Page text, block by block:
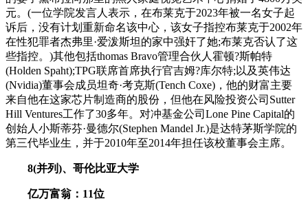
元。(一位学院发言人表示，在布莱克于2023年被一名女子起
诉后，没有计划重新命名该中心，该女子指控布莱克于2002年
在性犯罪者杰弗里·爱泼斯坦的家中强奸了她;布莱克否认了这
些指控。)其他包括thomas Bravo管理合伙人霍顿?斯帕特
(Holden Spaht);TPG联席首席执行官吉姆?库尔特;以及英伟达
(Nvidia)董事会成员坦奇·考克斯(Tench Coxe)，他的财富主要
来自他在这家芯片制造商的股份，但他在风险投资公司Sutter
Hill Ventures工作了30多年。对冲基金公司Lone Pine Capital的
创始人小斯蒂芬·曼德尔(Stephen Mandel Jr.)是达特茅斯学院的
第三代毕业生，并于2010年至2014年担任该校董事会主席。
8(并列)、哥伦比亚大学
亿万富翁：11位